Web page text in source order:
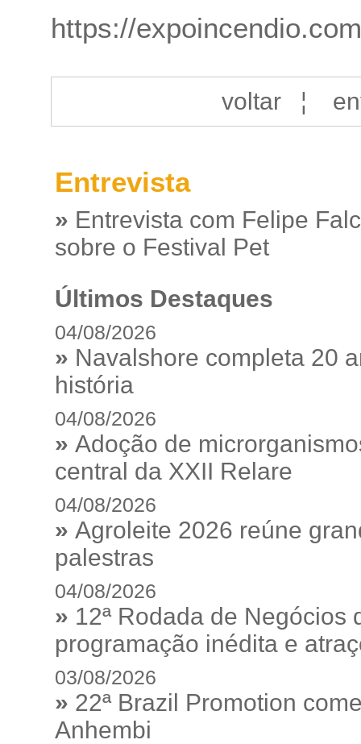
https://expoincendio.com
voltar¦
Entrevista
» Entrevista com Felipe
sobre o Festival Pet
Últimos Destaques
04/08/2026
» Navalshore completa 20
história
04/08/2026
» Adoção de
central da XXII Relare
04/08/2026
» Agroleite 2026 reúne
palestras
04/08/2026
» 12ª Rodada de Negócios
programação inédita e
03/08/2026
» 22ª Brazil Promotion
Anhembi